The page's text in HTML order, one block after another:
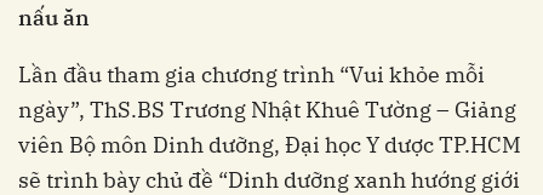
nấu ăn
Lần đầu tham gia chương trình “Vui khỏe mỗi
ngày”, ThS.BS Trương Nhật Khuê Tường – Giảng
viên Bộ môn Dinh dưỡng, Đại học Y dược TP.HCM
sẽ trình bày chủ đề “Dinh dưỡng xanh hướng giới